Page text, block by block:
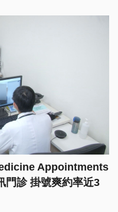
Appointments
診 掛號爽約率近3